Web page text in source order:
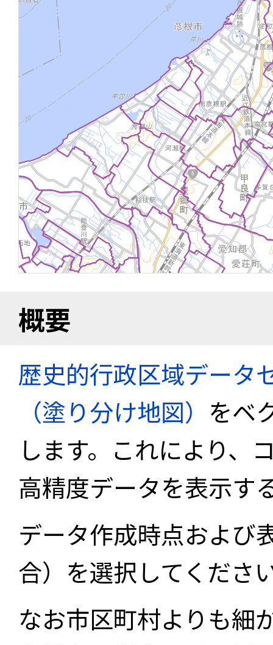
概要
歴史的行政区域データ
（塗り分け地図） をベ
します。これにより、
高精度データを表示す
データ作成時点および
合）を選択してくださ
なお市区町村よりも細